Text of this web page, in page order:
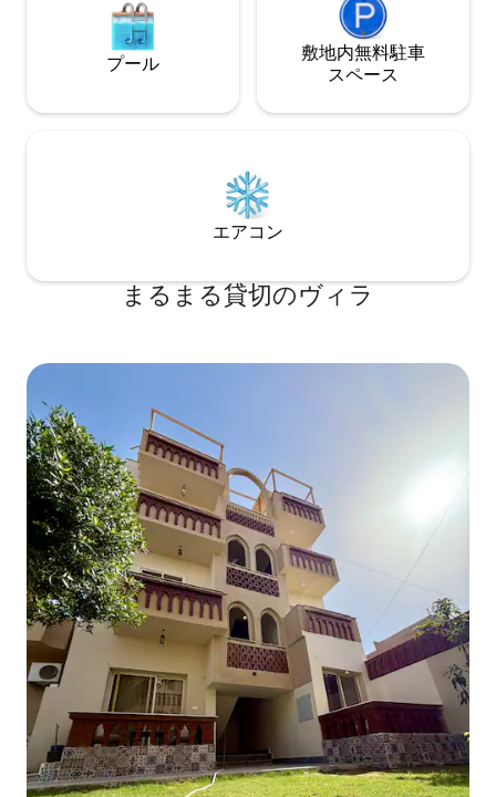
プール
敷地内無料駐⁠車
ス⁠ペ⁠ー⁠ス
エアコン
まるまる貸切のヴィラ